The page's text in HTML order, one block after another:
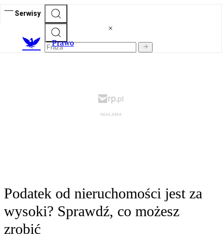
Serwisy
Prawo
Podatek od nieruchomości jest za
wysoki? Sprawdź, co możesz
zrobić